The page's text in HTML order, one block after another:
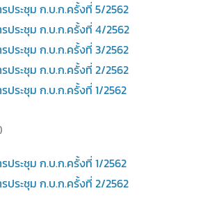
ประชุม ก.บ.ก.ครั้งที่ 5/2562
ประชุม ก.บ.ก.ครั้งที่ 4/2562
ประชุม ก.บ.ก.ครั้งที่ 3/2562
ประชุม ก.บ.ก.ครั้งที่ 2/2562
ประชุม ก.บ.ก.ครั้งที่ 1/2562
ประชุม ก.บ.ก.ครั้งที่ 1/2562
ประชุม ก.บ.ก.ครั้งที่ 2/2562